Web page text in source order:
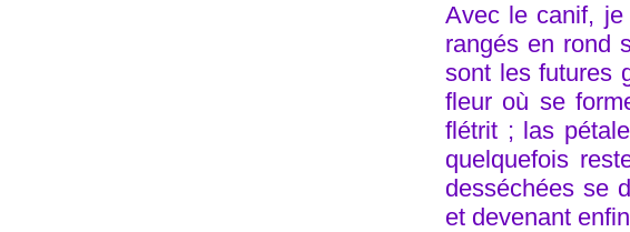
Avec le canif, je
rangés en rond
sont les futures
fleur où se
flétrit ; las
quelquefois
desséchées se
et devenant